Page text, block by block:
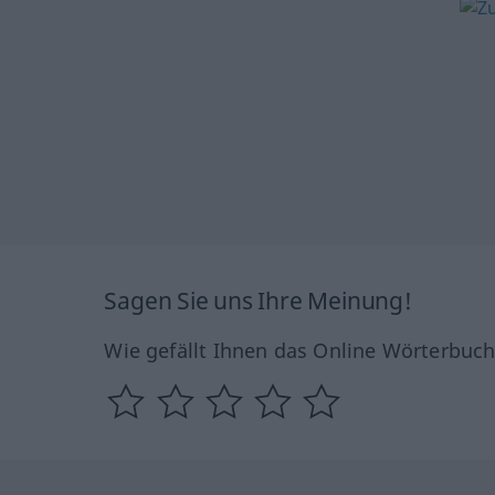
Sagen Sie uns Ihre Meinung!
Wie gefällt Ihnen das Online